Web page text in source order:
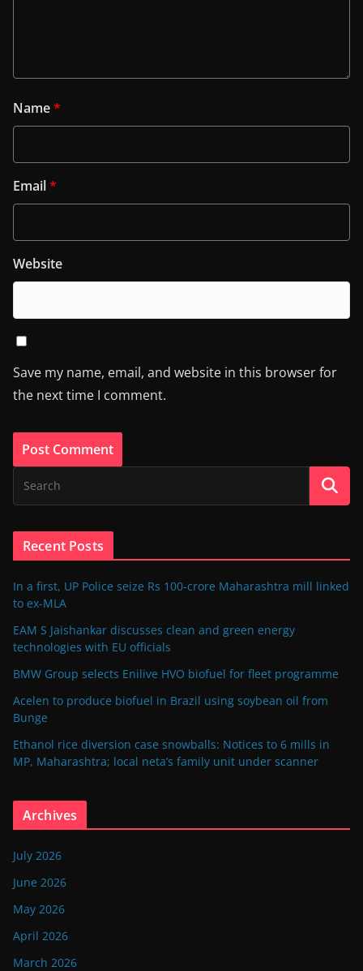
Name*
Email*
Website
Save my name, email, and website in this browser for
the next time I comment.
Recent Posts
In a first, UP Police seize Rs 100-crore Maharashtra mill linked
to ex-MLA
EAM S Jaishankar discusses clean and green energy
technologies with EU officials
BMW Group selects Enilive HVO biofuel for fleet programme
Acelen to produce biofuel in Brazil using soybean oil from
Bunge
Ethanol rice diversion case snowballs: Notices to 6 mills in
MP, Maharashtra; local neta’s family unit under scanner
Archives
July 2026
June 2026
May 2026
April 2026
March 2026